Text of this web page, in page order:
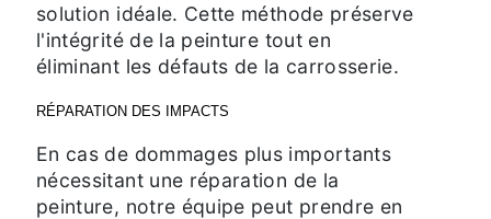
solution idéale. Cette méthode préserve
l'intégrité de la peinture tout en
éliminant les défauts de la carrosserie.
RÉPARATION DES IMPACTS
En cas de dommages plus importants
nécessitant une réparation de la
peinture, notre équipe peut prendre en